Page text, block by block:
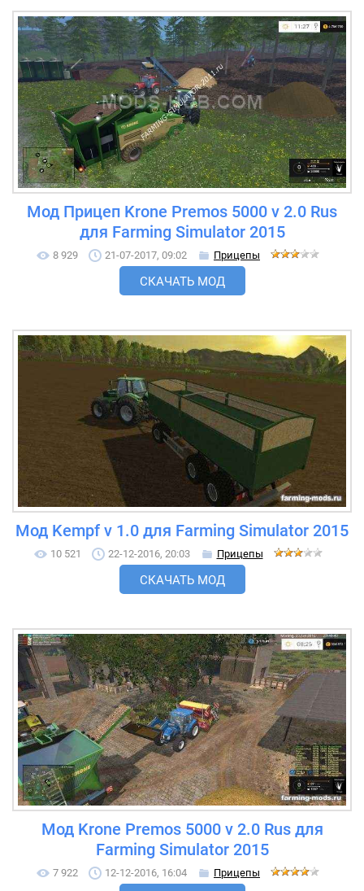
Мод Прицеп Krone Premos 5000 v 2.0 Rus
для Farming Simulator 2015
8 929 21-07-2017, 09:02 Прицепы
СКАЧАТЬ МОД
Мод Kempf v 1.0 для Farming Simulator 2015
10 521 22-12-2016, 20:03 Прицепы
СКАЧАТЬ МОД
Мод Krone Premos 5000 v 2.0 Rus для
Farming Simulator 2015
7 922 12-12-2016, 16:04 Прицепы